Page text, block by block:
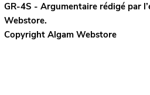
GR-4S - Argumentaire rédigé par
Webstore.
Copyright Algam Webstore